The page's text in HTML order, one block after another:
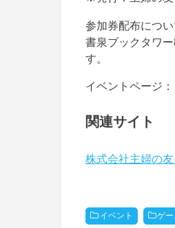
参加券配布につい
書泉ブックタワ
す。
イベントページ：
関連サイト
株式会社主婦の
イベント ゲー